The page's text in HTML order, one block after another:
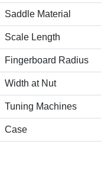
Saddle Material
Scale Length
Fingerboard Radius
Width at Nut
Tuning Machines
Case